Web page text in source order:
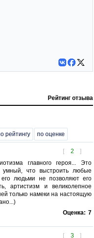
Рейтинг отзыва
рейтингу по оценке
[ 2 ]
главного героя... Это
умный, что выстроить любые
людьми не позволяют его
артистизм и великолепное
только намеки на настоящую
Оценка: 7
[ 3 ]